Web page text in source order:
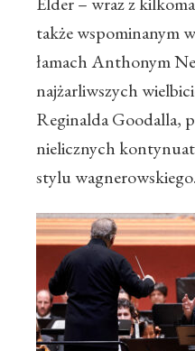
także wspominanym
łamach Anthonym
najżarliwszych
Reginalda Goodalla,
nielicznych
stylu wagnerowskiego.